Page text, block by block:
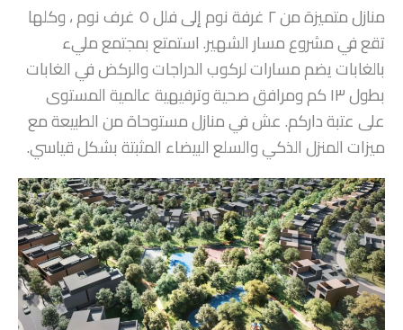
منازل متميزة من ۲ غرفة نوم إلى فلل ٥ غرف نوم ، وكلها
تقع في مشروع مسار الشهير. استمتع بمجتمع مليء
بالغابات يضم مسارات لركوب الدراجات والركض في الغابات
بطول ۱۳ كم ومرافق صحية وترفيهية عالمية المستوى
على عتبة داركم. عش في منازل مستوحاة من الطبيعة مع
ميزات المنزل الذكي والسلع البيضاء المثبتة بشكل قياسي.